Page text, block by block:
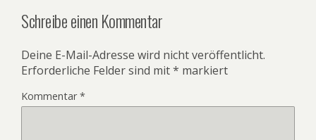
Schreibe einen Kommentar
Deine E-Mail-Adresse wird nicht veröffentlicht.
Erforderliche Felder sind mit* markiert
Kommentar*